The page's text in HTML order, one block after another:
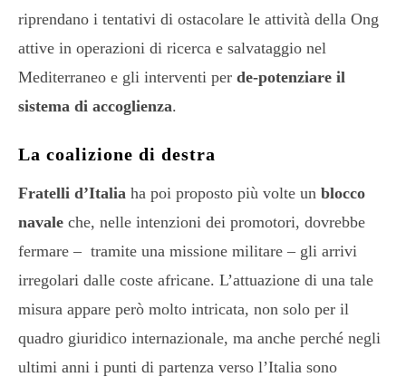
riprendano i tentativi di ostacolare le attività della Ong
attive in operazioni di ricerca e salvataggio nel
Mediterraneo e gli interventi per de-potenziare il
sistema di accoglienza.
La coalizione di destra
Fratelli d’Italia ha poi proposto più volte un blocco
navale che, nelle intenzioni dei promotori, dovrebbe
fermare – tramite una missione militare – gli arrivi
irregolari dalle coste africane. L’attuazione di una tale
misura appare però molto intricata, non solo per il
quadro giuridico internazionale, ma anche perché negli
ultimi anni i punti di partenza verso l’Italia sono